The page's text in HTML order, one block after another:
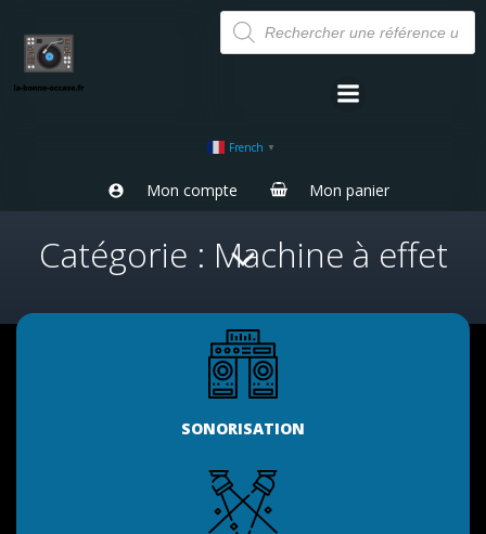
Aller
au
contenu
Recherche
de
produits
French ▼
Mon compte Mon panier
Catégorie : Machine à effet
SONORISATION